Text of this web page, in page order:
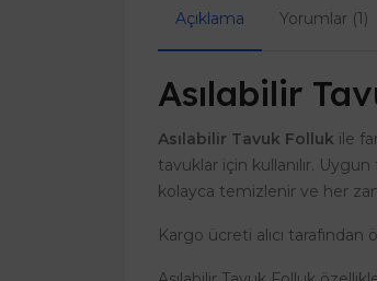
Açıklama Yorumlar (1)
Asılabilir
Asılabilir Tavuk Folluk ile
tavuklar için kullanılır.
kolayca temizlenir ve her
Kargo ücreti alıcı